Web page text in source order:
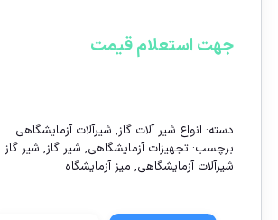
جهت استعلام قیمت
دسته: انواع شیر آلات گاز, شیرآلات آزمایشگاهی
برچسب: تجهیزات آزمایشگاهی, شیر گاز, شیر
شیرآلات آزمایشگاهی, میز آزمایشگاه